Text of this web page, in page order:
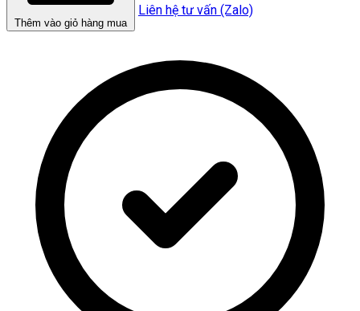
Thêm vào giỏ hàng mua
Liên hệ tư vấn (Zalo)